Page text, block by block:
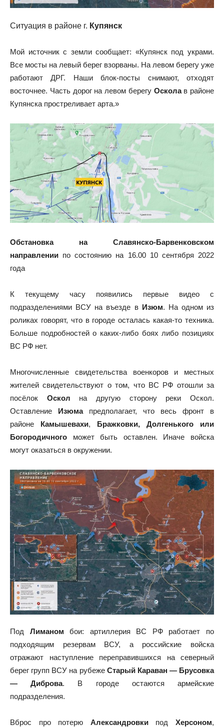
Ситуация в районе г. Купянск
Мой источник с земли сообщает: «Купянск под украми.
Все мосты на левый берег взорваны. На левом берегу уже
работают ДРГ. Наши блок-посты снимают, отходят
восточнее. Часть дорог на левом берегу Осколав районе
Купянска простреливает арта.»
Обстановка на Славянско-Барвенковском
направлении по состоянию на 16.00 10 сентября 2022
года
К текущему часу появились первые видео с
подразделениями ВСУ на въезде в Изюм. На одном из
роликах говорят, что в городе осталась какая-то техника.
Больше подробностей о каких-либо боях либо позициях
ВС РФ нет.
Многочисленные свидетельства военкоров и местных
жителей свидетельствуют о том, что ВС РФ отошли за
посёлок Оскол на другую сторону реки Оскол.
Оставление Изюмапредполагает, что весь фронт в
районе Камышевахи, Бражковки, Долгенького или
Богородичного может быть оставлен. Иначе войска
могут оказаться в окружении.
Под Лиманом бои: артиллерия ВС РФ работает по
подходящим резервам ВСУ, а российские войска
отражают наступление переправившихся на северный
берег групп ВСУ на рубеже Старый Караван — Брусовка
— Диброва. В городе остаются армейские
подразделения.
Вброс про потерю АлександровкиподХерсоном,